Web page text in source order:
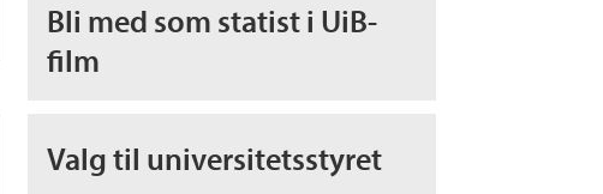
Bli med som statist i UiB-
film
Valg til universitetsstyret